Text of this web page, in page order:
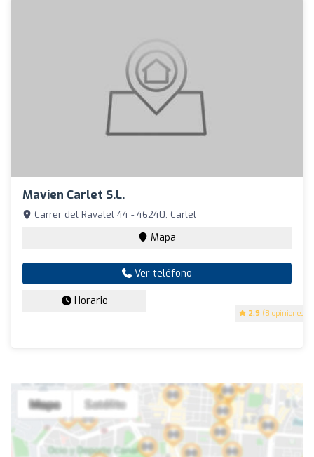
Mavien Carlet S.L.
2.9 (8 opiniones)
Carrer del Ravalet 44 - 46240, Carlet
Mapa
Ver teléfono
Horario